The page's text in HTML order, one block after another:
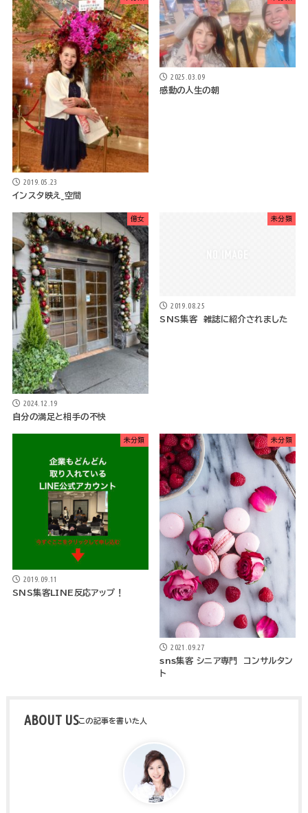
2019.05.23
インスタ映え_空間
2025.03.09
感動の人生の朝
億女
2024.12.19
自分の満足と相手の不快
未分類
2019.08.25
SNS集客 雑誌に紹介されました
未分類
2019.09.11
SNS集客LINE反応アップ！
未分類
2021.09.27
sns集客 シニア専門 コンサルタン
ト
ABOUT US